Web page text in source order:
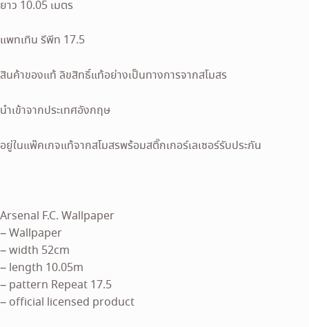
ยาว 10.05 เมตร
แพทเทิน รีพีท 17.5
สินค้าของแท้ ลิขสิทธิ์แท้อย่างเป็นทางการจากสโมสร
นำเข้าจากประเทศอังกฤษ
อยู่ในแพ๊คเกจแท้จากสโมสรพร้อมสติ๊กเกอร์เลเซอร์รับประกัน
Arsenal F.C. Wallpaper
– Wallpaper
– width 52cm
– length 10.05m
– pattern Repeat 17.5
– official licensed product